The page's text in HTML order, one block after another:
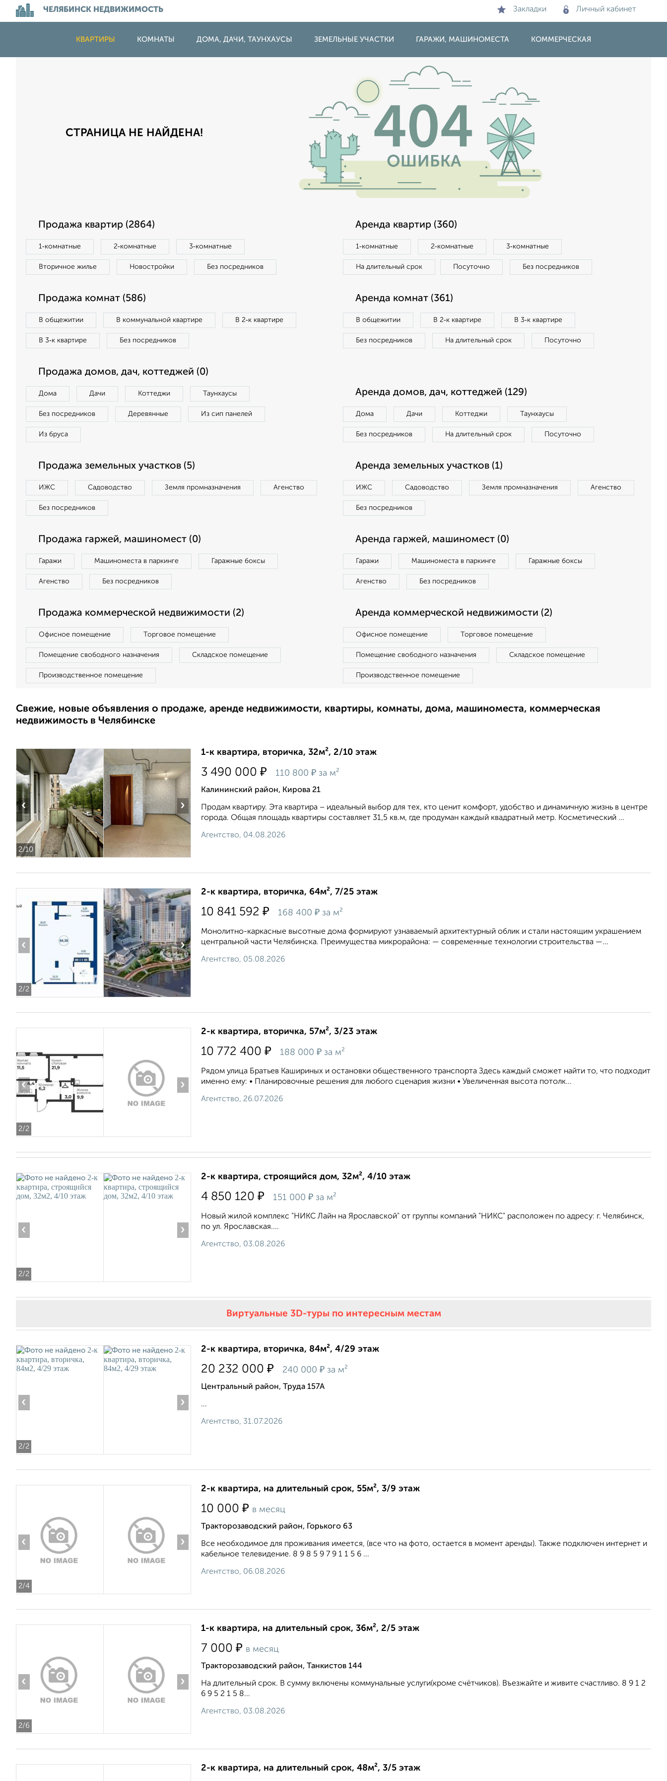
ЧЕЛЯБИНСК НЕДВИЖИМОСТЬ Закладки Личный кабинет
КВАРТИРЫ КОМНАТЫ ДОМА, ДАЧИ, ТАУНХАУСЫ ЗЕМЕЛЬНЫЕ УЧАСТКИ ГАРАЖИ, МАШИНОМЕСТА КОММЕРЧЕСКАЯ
СТРАНИЦА НЕ НАЙДЕНА!
Продажа квартир (2864)
1‑комнатные 2‑комнатные 3‑комнатные
Вторичное жилье Новостройки Без посредников
Аренда квартир (360)
1‑комнатные 2‑комнатные 3‑комнатные
На длительный срок Посуточно Без посредников
Продажа комнат (586)
В общежитии В коммунальной квартире В 2‑к квартире
В 3‑к квартире Без посредников
Аренда комнат (361)
В общежитии В 2‑к квартире В 3‑к квартире
Без посредников На длительный срок Посуточно
Продажа домов, дач, коттеджей (0)
Дома Дачи Коттеджи Таунхаусы
Без посредников Деревянные Из сип панелей
Из бруса
Аренда домов, дач, коттеджей (129)
Дома Дачи Коттеджи Таунхаусы
Без посредников На длительный срок Посуточно
Продажа земельных участков (5)
ИЖС Садоводство Земля промназначения Агенство
Без посредников
Аренда земельных участков (1)
ИЖС Садоводство Земля промназначения Агенство
Без посредников
Продажа гаржей, машиномест (0)
Гаражи Машиноместа в паркинге Гаражные боксы
Агенство Без посредников
Аренда гаржей, машиномест (0)
Гаражи Машиноместа в паркинге Гаражные боксы
Агенство Без посредников
Продажа коммерческой недвижимости (2)
Офисное помещение Торговое помещение
Помещение свободного назначения Складское помещение
Производственное помещение
Аренда коммерческой недвижимости (2)
Офисное помещение Торговое помещение
Помещение свободного назначения Складское помещение
Производственное помещение
Свежие, новые объявления о продаже, аренде недвижимости, квартиры, комнаты, дома, машиноместа, коммерческая
недвижимость в Челябинске
2/10
‹ ›
1-к квартира, вторичка, 32м², 2/10 этаж
3 490 000 ₽ 110 800 ₽ за м²
Калининский район, Кирова 21
Продам квартиру. Эта квартира – идеальный выбор для тех, кто ценит комфорт, удобство и динамичную жизнь в центре
города. Общая площадь квартиры составляет 31,5 кв.м, где продуман каждый квадратный метр. Косметический ...
Агентство, 04.08.2026
2/2
‹ ›
2-к квартира, вторичка, 64м², 7/25 этаж
10 841 592 ₽ 168 400 ₽ за м²
Монолитно-каркасные высотные дома формируют узнаваемый архитектурный облик и стали настоящим украшением
центральной части Челябинска. Преимущества микрорайона: — современные технологии строительства —...
Агентство, 05.08.2026
2/2
‹ ›
2-к квартира, вторичка, 57м², 3/23 этаж
10 772 400 ₽ 188 000 ₽ за м²
Рядом улица Братьев Кашириных и остановки общественного транспорта Здесь каждый сможет найти то, что подходит
именно ему: • Планировочные решения для любого сценария жизни • Увеличенная высота потолк...
Агентство, 26.07.2026
2/2
‹ ›
2-к квартира, строящийся дом, 32м², 4/10 этаж
4 850 120 ₽ 151 000 ₽ за м²
Новый жилой комплекс "НИКС Лайн на Ярославской" от группы компаний "НИКС" расположен по адресу: г. Челябинск,
по ул. Ярославская....
Агентство, 03.08.2026
Виртуальные 3D-туры по интересным местам
2/2
‹ ›
2-к квартира, вторичка, 84м², 4/29 этаж
20 232 000 ₽ 240 000 ₽ за м²
Центральный район, Труда 157А
...
Агентство, 31.07.2026
2/4
‹ ›
2-к квартира, на длительный срок, 55м², 3/9 этаж
10 000 ₽ в месяц
Тракторозаводский район, Горького 63
Все необходимое для проживания имеется, (все что на фото, остается в момент аренды). Также подключен интернет и
кабельное телевидение. 8 9 8 5 9 7 9 1 1 5 6 ...
Агентство, 06.08.2026
2/6
‹ ›
1-к квартира, на длительный срок, 36м², 2/5 этаж
7 000 ₽ в месяц
Тракторозаводский район, Танкистов 144
На длительный срок. В сумму включены коммунальные услуги(кроме счётчиков). Въезжайте и живите счастливо. 8 9 1 2
6 9 5 2 1 5 8...
Агентство, 03.08.2026
2-к квартира, на длительный срок, 48м², 3/5 этаж